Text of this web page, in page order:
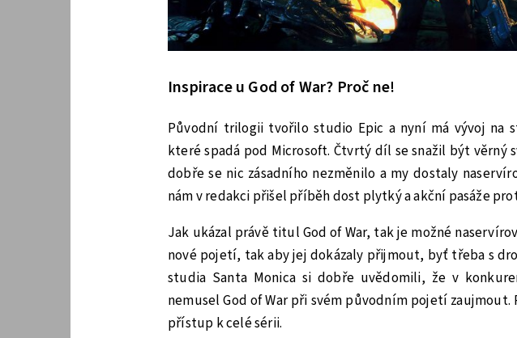
Inspirace u God of War? Proč ne!
Původní trilogii tvořilo studio Epic a nyní má vývoj na
které spadá pod Microsoft. Čtvrtý díl se snažil být věrný
dobře se nic zásadního nezměnilo a my dostaly
nám v redakci přišel příběh dost plytký a akční pasáže
Jak ukázal právě titul God of War, tak je možné
nové pojetí, tak aby jej dokázaly přijmout, byť třeba s
studia Santa Monica si dobře uvědomili, že v
nemusel God of War při svém původním pojetí
přístup k celé sérii.